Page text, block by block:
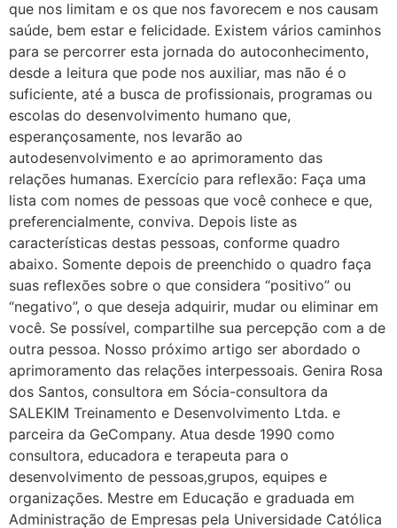
que nos limitam e os que nos favorecem e nos causam
saúde, bem estar e felicidade. Existem vários caminhos
para se percorrer esta jornada do autoconhecimento,
desde a leitura que pode nos auxiliar, mas não é o
suficiente, até a busca de profissionais, programas ou
escolas do desenvolvimento humano que,
esperançosamente, nos levarão ao
autodesenvolvimento e ao aprimoramento das
relações humanas. Exercício para reflexão: Faça uma
lista com nomes de pessoas que você conhece e que,
preferencialmente, conviva. Depois liste as
características destas pessoas, conforme quadro
abaixo. Somente depois de preenchido o quadro faça
suas reflexões sobre o que considera “positivo” ou
“negativo”, o que deseja adquirir, mudar ou eliminar em
você. Se possível, compartilhe sua percepção com a de
outra pessoa. Nosso próximo artigo ser abordado o
aprimoramento das relações interpessoais. Genira Rosa
dos Santos, consultora em Sócia-consultora da
SALEKIM Treinamento e Desenvolvimento Ltda. e
parceira da GeCompany. Atua desde 1990 como
consultora, educadora e terapeuta para o
desenvolvimento de pessoas,grupos, equipes e
organizações. Mestre em Educação e graduada em
Administração de Empresas pela Universidade Católica